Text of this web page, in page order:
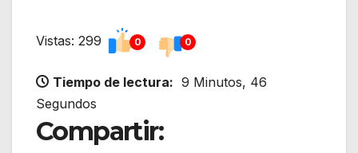
Vistas: 299 0 0
Tiempo de lectura: 9 Minutos, 46
Segundos
Compartir: